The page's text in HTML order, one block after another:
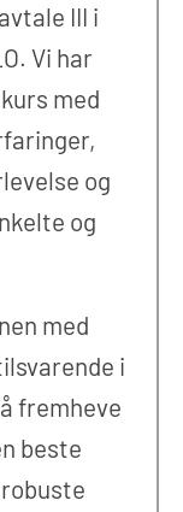
III i
Vi har
med
og
og
med
i
fremheve
beste